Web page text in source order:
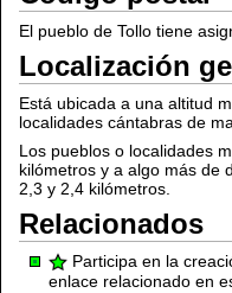
El pueblo de Tollo tiene
Localización
Está ubicada a una altitud
localidades cántabras de
Los pueblos o localidades
kilómetros y a algo más de
2,3 y 2,4 kilómetros.
Relacionados
Participa en la
enlace relacionado en